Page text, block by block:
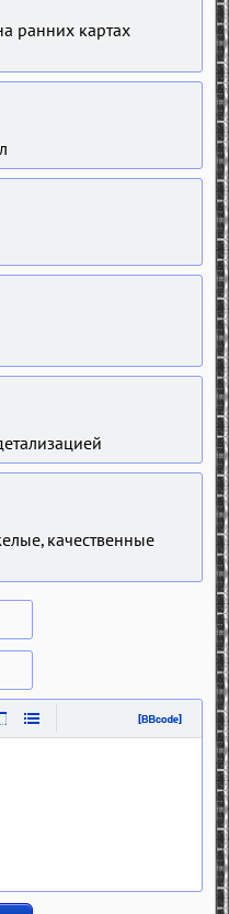
ранних картах
качественные